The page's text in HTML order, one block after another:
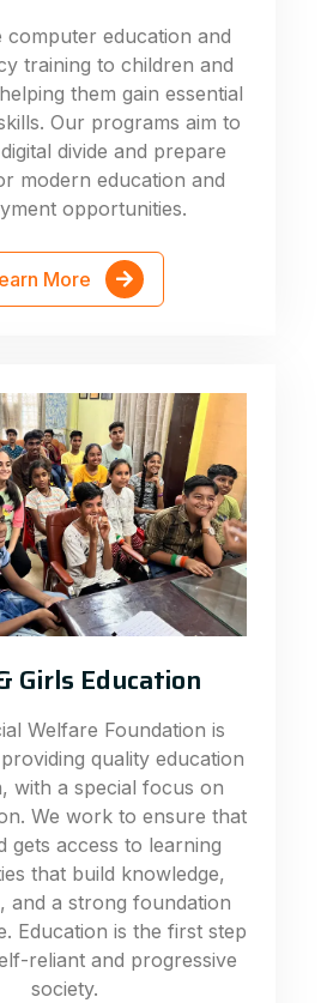
computer education and
training to children and
them gain essential
Our programs aim to
divide and prepare
modern education and
opportunities.
More
Girls Education
Welfare Foundation is
quality education
with a special focus on
We work to ensure that
gets access to learning
that build knowledge,
and a strong foundation
Education is the first step
reliant and progressive
society.